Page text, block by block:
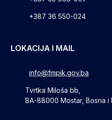
+387 36 550-024
LOKACIJA I MAIL
info@fmpik.gov.ba
Tvrtka Miloša bb,
BA-88000 Mostar, Bosna i